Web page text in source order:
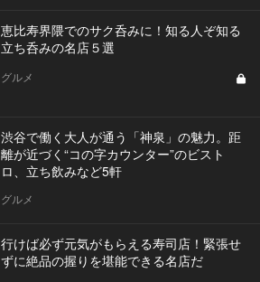
恵比寿界隈でのサク呑みに！知る人ぞ知る
立ち呑みの名店５選
グルメ
渋谷で働く大人が通う「神泉」の魅力。距
離が近づく“コの字カウンター”のビスト
ロ、立ち飲みなど5軒
グルメ
行けば必ず元気がもらえる寿司店！緊張せ
ずに絶品の握りを堪能できる名店だ